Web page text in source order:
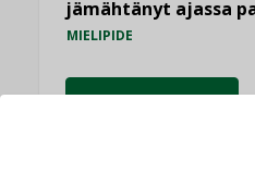
jämähtänyt ajassa
MIELIPIDE